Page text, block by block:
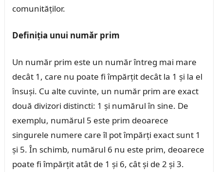
comunităților.
Definiția unui număr prim
Un număr prim este un număr întreg mai mare
decât 1, care nu poate fi împărțit decât la 1 și la el
însuși. Cu alte cuvinte, un număr prim are exact
două divizori distincti: 1 și numărul în sine. De
exemplu, numărul 5 este prim deoarece
singurele numere care îl pot împărți exact sunt 1
și 5. În schimb, numărul 6 nu este prim, deoarece
poate fi împărțit atât de 1 și 6, cât și de 2 și 3.